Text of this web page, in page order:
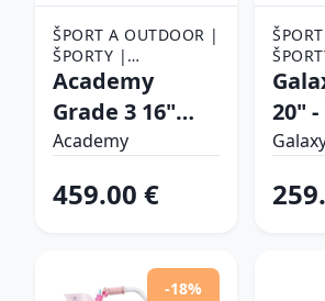
ŠPORT A OUTDOOR |
ŠPORTY |
CYKLISTIKA |
Academy
Grade 3 16"
modrá - 10"
Academy
459.00 €
20"
2025
-18%